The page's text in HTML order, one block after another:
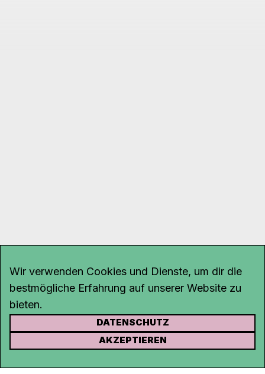
KONTAKT
Wir verwenden Cookies und Dienste, um dir die
bestmögliche Erfahrung auf unserer Website zu
bieten.
DATENSCHUTZ
AKZEPTIEREN